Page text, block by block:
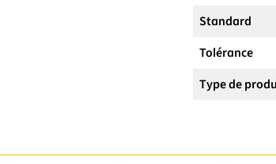
Standard
Tolérance
Type de